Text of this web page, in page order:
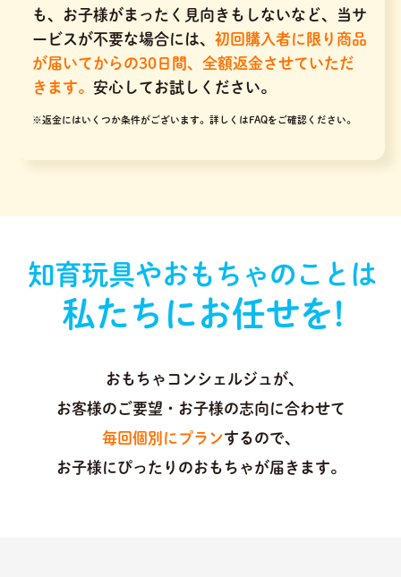
も、お子様がまったく見向きもしないなど、当サ
ービスが不要な場合には、 初回購入者に限り商品
が届いてからの30日間、全額返金させていただ
きます。 安心してお試しください。
※返金にはいくつか条件がございます。 詳しくはFAQをご確認ください。
知育玩具やおもちゃのことは
私たちにお任せを!
おもちゃコンシェルジュが､
お客様のご要望・お子様の志向に合わせて
毎回個別にプランするので、
お子様にぴったりのおもちゃが届きます。